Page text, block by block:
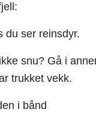
ser reinsdyr.
snu? Gå i
trukket vekk.
i bånd